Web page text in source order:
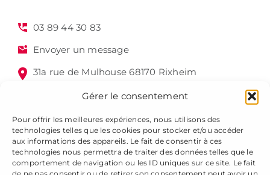
Gérer le consentement
Pour offrir les meilleures expériences, nous utilisons des
technologies telles que les cookies pour stocker et/ou accéder
aux informations des appareils. Le fait de consentir à ces
technologies nous permettra de traiter des données telles que le
comportement de navigation ou les ID uniques sur ce site. Le fait
03 89 44 30 83
Envoyer un message
31a rue de Mulhouse 68170 Rixheim